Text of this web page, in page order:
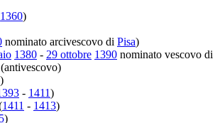
1360)
nominato arcivescovo di Pisa)
1380 - 29 ottobre 1390 nominato vescovo di
)
- 1411)
1411 - 1413)
)